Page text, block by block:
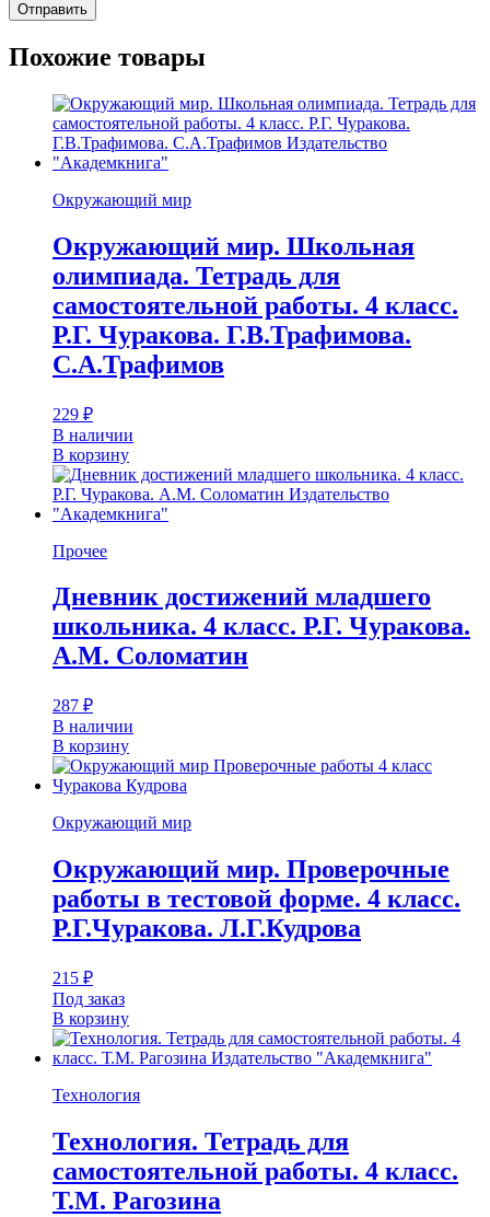
Похожие товары
Окружающий мир
Окружающий мир. Школьная
олимпиада. Тетрадь для
самостоятельной работы. 4 класс.
Р.Г. Чуракова. Г.В.Трафимова.
С.А.Трафимов
229 ₽
В наличии
В корзину
Прочее
Дневник достижений младшего
школьника. 4 класс. Р.Г. Чуракова.
А.М. Соломатин
287 ₽
В наличии
В корзину
Окружающий мир
Окружающий мир. Проверочные
работы в тестовой форме. 4 класс.
Р.Г.Чуракова. Л.Г.Кудрова
215 ₽
Под заказ
В корзину
Технология
Технология. Тетрадь для
самостоятельной работы. 4 класс.
Т.М. Рагозина